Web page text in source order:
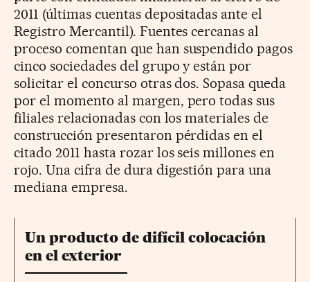
2011 (últimas cuentas depositadas ante el
Registro Mercantil). Fuentes cercanas al
proceso comentan que han suspendido pagos
cinco sociedades del grupo y están por
solicitar el concurso otras dos. Sopasa queda
por el momento al margen, pero todas sus
filiales relacionadas con los materiales de
construcción presentaron pérdidas en el
citado 2011 hasta rozar los seis millones en
rojo. Una cifra de dura digestión para una
mediana empresa.
Un producto de difícil colocación
en el exterior